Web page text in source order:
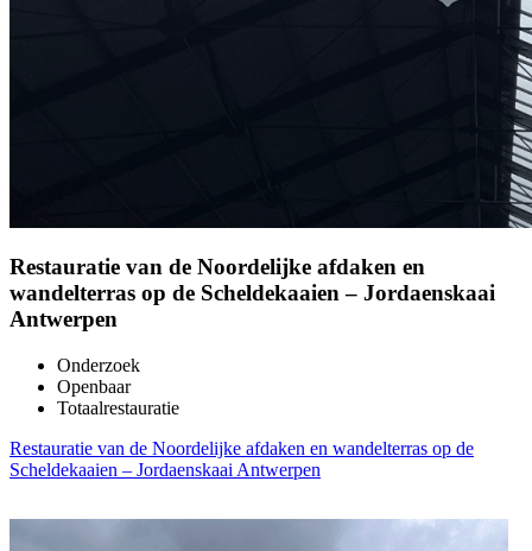
Restauratie van de Noordelijke afdaken en
wandelterras op de Scheldekaaien – Jordaenskaai
Antwerpen
Onderzoek
Openbaar
Totaalrestauratie
Restauratie van de Noordelijke afdaken en wandelterras op de
Scheldekaaien – Jordaenskaai Antwerpen